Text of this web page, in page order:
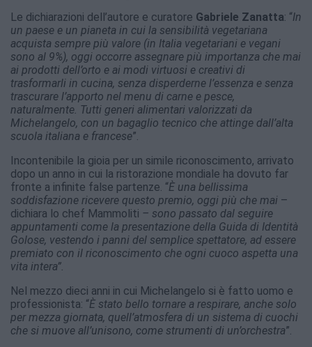
Le dichiarazioni dell’autore e curatore Gabriele Zanatta: “In
un paese e un pianeta in cui la sensibilità vegetariana
acquista sempre più valore (in Italia vegetariani e vegani
sono al 9%), oggi occorre assegnare più importanza che mai
ai prodotti dell’orto e ai modi virtuosi e creativi di
trasformarli in cucina, senza disperderne l’essenza e senza
trascurare l’apporto nel menu di carne e pesce,
naturalmente. Tutti generi alimentari valorizzati da
Michelangelo, con un bagaglio tecnico che attinge dall’alta
scuola italiana e francese”.
Incontenibile la gioia per un simile riconoscimento, arrivato
dopo un anno in cui la ristorazione mondiale ha dovuto far
fronte a infinite false partenze. “È una bellissima
soddisfazione ricevere questo premio, oggi più che mai –
dichiara lo chef Mammoliti – sono passato dal seguire
appuntamenti come la presentazione della Guida di Identità
Golose, vestendo i panni del semplice spettatore, ad essere
premiato con il riconoscimento che ogni cuoco aspetta una
vita intera”.
Nel mezzo dieci anni in cui Michelangelo si è fatto uomo e
professionista: “È stato bello tornare a respirare, anche solo
per mezza giornata, quell’atmosfera di un sistema di cuochi
che si muove all’unisono, come strumenti di un’orchestra”.